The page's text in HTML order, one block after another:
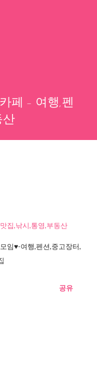
페 - 여행,펜
산
집,낚시,통영,부동산
임♥-여행,펜션,중고장터,
공유